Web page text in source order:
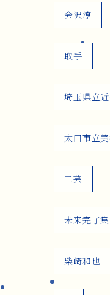
会沢淳
取手
埼玉県立
太田市立
工芸
未来完了
柴崎和也